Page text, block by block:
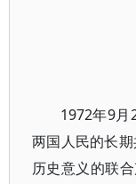
1972年9月
两国人民的长
历史意义的联